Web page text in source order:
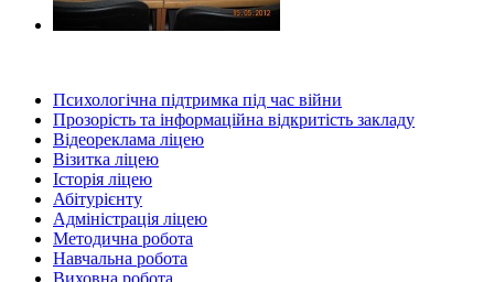
Психологічна підтримка під час війни
Прозорість та інформаційна відкритість закладу
Відеореклама ліцею
Візитка ліцею
Історія ліцею
Абітурієнту
Адміністрація ліцею
Методична робота
Навчальна робота